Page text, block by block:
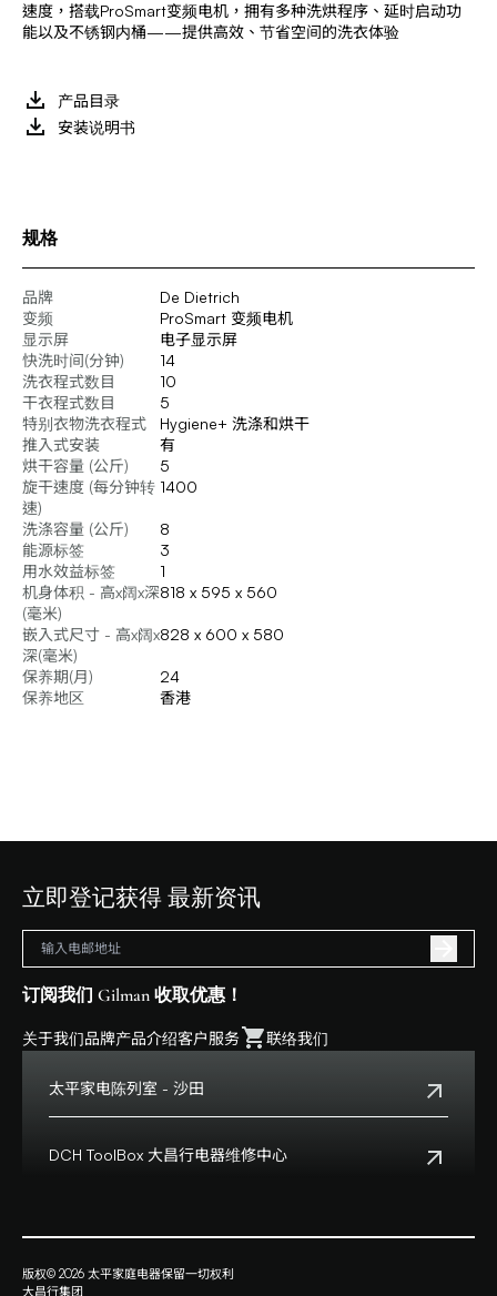
速度，搭载ProSmart变频电机，拥有多种洗烘程序、延时启动功
能以及不锈钢内桶——提供高效、节省空间的洗衣体验
产品目录
安装说明书
规格
品牌
De Dietrich
变频
ProSmart 变频电机
显示屏
电子显示屏
快洗时间(分钟)
14
洗衣程式数目
10
干衣程式数目
5
特别衣物洗衣程式
Hygiene+ 洗涤和烘干
推入式安装
有
烘干容量 (公斤)
5
旋干速度 (每分钟转
速)
1400
洗涤容量 (公斤)
8
能源标签
3
用水效益标签
1
机身体积 - 高x阔x深
(毫米)
818 x 595 x 560
嵌入式尺寸 - 高x阔x
深(毫米)
828 x 600 x 580
保养期(月)
24
保养地区
香港
立即登记获得 最新资讯
订阅我们 Gilman 收取优惠！
关于我们品牌产品介绍客户服务 联络我们
太平家电陈列室 - 沙田
地址:
沙田乡事会路138号HomeSquare 357-358舖
DCH ToolBox 大昌行电器维修中心
查看地点
版权© 2026 太平家庭电器保留一切权利
大昌行集团